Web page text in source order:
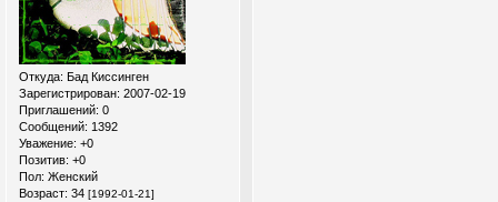
Откуда: Бад Киссинген
Зарегистрирован: 2007-02-19
Приглашений: 0
Сообщений: 1392
Уважение: +0
Позитив: +0
Пол: Женский
Возраст: 34 [1992-01-21]